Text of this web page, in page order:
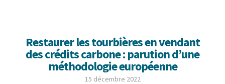
Restaurer les tourbières en vendant
des crédits carbone : parution d’une
méthodologie européenne
15 décembre 2022